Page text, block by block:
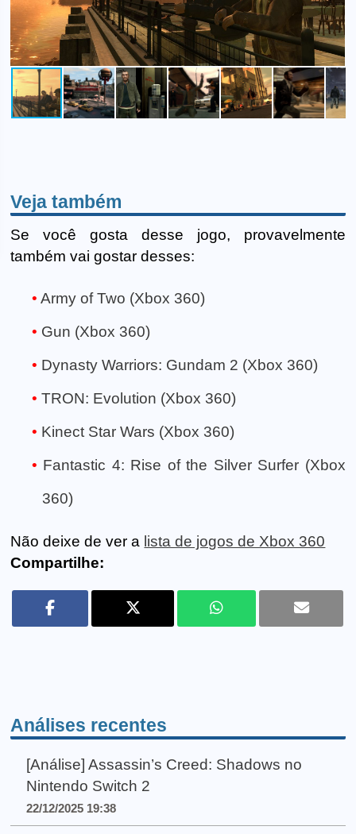
Veja também
Se você gosta desse jogo, provavelmente
também vai gostar desses:
Army of Two (Xbox 360)
Gun (Xbox 360)
Dynasty Warriors: Gundam 2 (Xbox 360)
TRON: Evolution (Xbox 360)
Kinect Star Wars (Xbox 360)
Fantastic 4: Rise of the Silver Surfer (Xbox
360)
Não deixe de ver a lista de jogos de Xbox 360
Compartilhe:
Análises recentes
[Análise] Assassin’s Creed: Shadows no
Nintendo Switch 2
22/12/2025 19:38